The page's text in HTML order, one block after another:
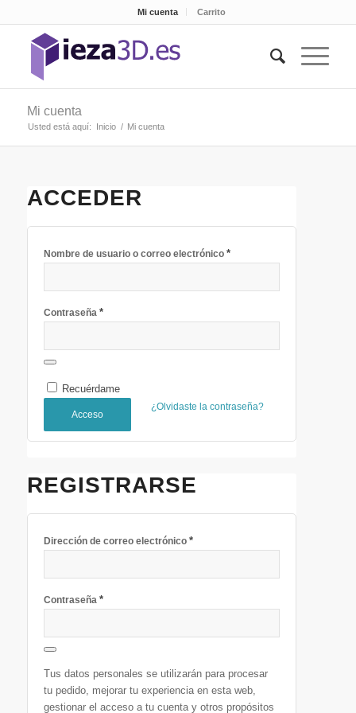
Mi cuenta Carrito
Mi cuenta
Usted está aquí: Inicio / Mi cuenta
ACCEDER
Nombre de usuario o correo electrónico *
Contraseña *
Recuérdame
Acceso
¿Olvidaste la contraseña?
REGISTRARSE
Dirección de correo electrónico *
Contraseña *
Tus datos personales se utilizarán para procesar
tu pedido, mejorar tu experiencia en esta web,
gestionar el acceso a tu cuenta y otros propósitos